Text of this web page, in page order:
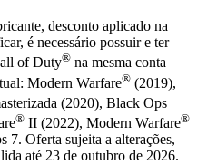
desconto aplicado na
é necessário possuir e ter
of Duty® na mesma conta
Modern Warfare® (2019),
(2020), Black Ops
® II (2022), Modern Warfare®
Oferta sujeita a alterações,
até 23 de outubro de 2026.